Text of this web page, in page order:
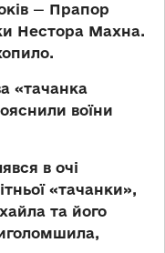
— Прапор
Нестора Махна.
«тачанка
воїни
в очі
«тачанки»,
та його